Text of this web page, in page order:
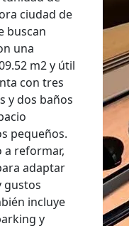
ciudad de
buscan
una
m2 y útil
con tres
y dos baños
pequeños.
a reformar,
adaptar
gustos
incluye
y